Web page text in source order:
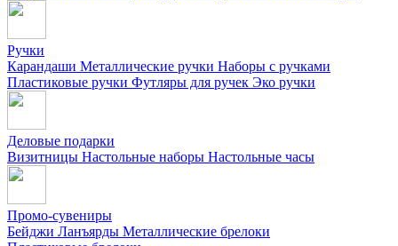
Ручки
Карандаши Металлические ручки Наборы с ручками
Пластиковые ручки Футляры для ручек Эко ручки
Деловые подарки
Визитницы Настольные наборы Настольные часы
Промо-сувениры
Бейджи Ланъярды Металлические брелоки